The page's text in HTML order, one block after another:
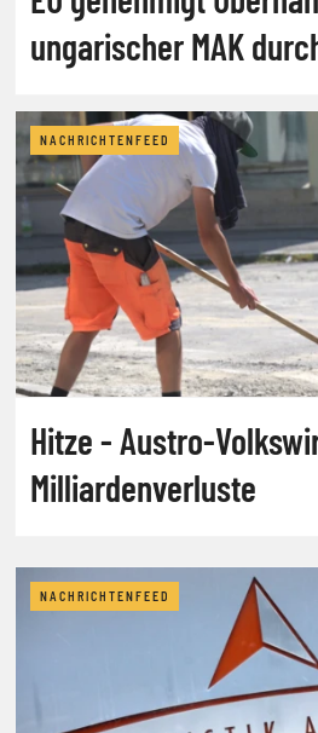
ungarischer MAK
NACHRICHTENFEED
Hitze - Austro-
Milliardenverluste
NACHRICHTENFEED